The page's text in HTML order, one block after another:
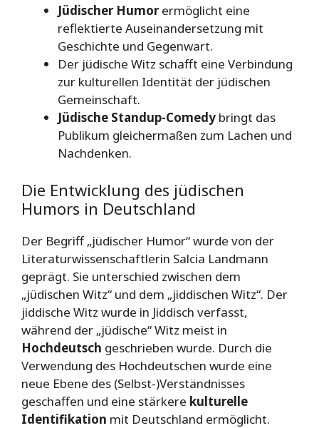
Jüdischer Humorermöglicht eine
reflektierte Auseinandersetzung mit
Geschichte und Gegenwart.
Der jüdische Witz schafft eine Verbindung
zur kulturellen Identität der jüdischen
Gemeinschaft.
Jüdische Standup-Comedy bringt das
Publikum gleichermaßen zum Lachen und
Nachdenken.
Die Entwicklung des jüdischen
Humors in Deutschland
Der Begriff „jüdischer Humor“ wurde von der
Literaturwissenschaftlerin Salcia Landmann
geprägt. Sie unterschied zwischen dem
„jüdischen Witz“ und dem „jiddischen Witz“. Der
jiddische Witz wurde in Jiddisch verfasst,
während der „jüdische“ Witz meist in
Hochdeutsch geschrieben wurde. Durch die
Verwendung des Hochdeutschen wurde eine
neue Ebene des (Selbst-)Verständnisses
geschaffen und eine stärkere kulturelle
Identifikation mit Deutschland ermöglicht.